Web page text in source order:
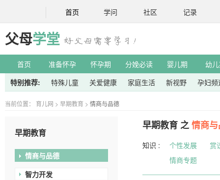
首页 学问 社区 记录
父母学堂
首页 准备怀孕 怀孕期 分娩必读 婴儿期
幼
特别推荐:
特殊儿童 关爱健康 家庭生活 新视野 孕妇频
当前位置： 育儿网 > 早期教育 > 情商与品德
早期教育
情商与品德
智力开发
早期教育 之情商
知识 : 个性发展
赏
情商专题